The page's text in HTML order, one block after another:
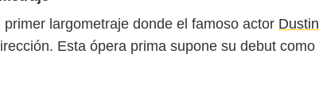
primer largometraje donde el famoso actor
Esta ópera prima supone su debut como